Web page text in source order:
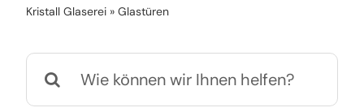
Kristall Glaserei» Glastüren
Suche
nach: